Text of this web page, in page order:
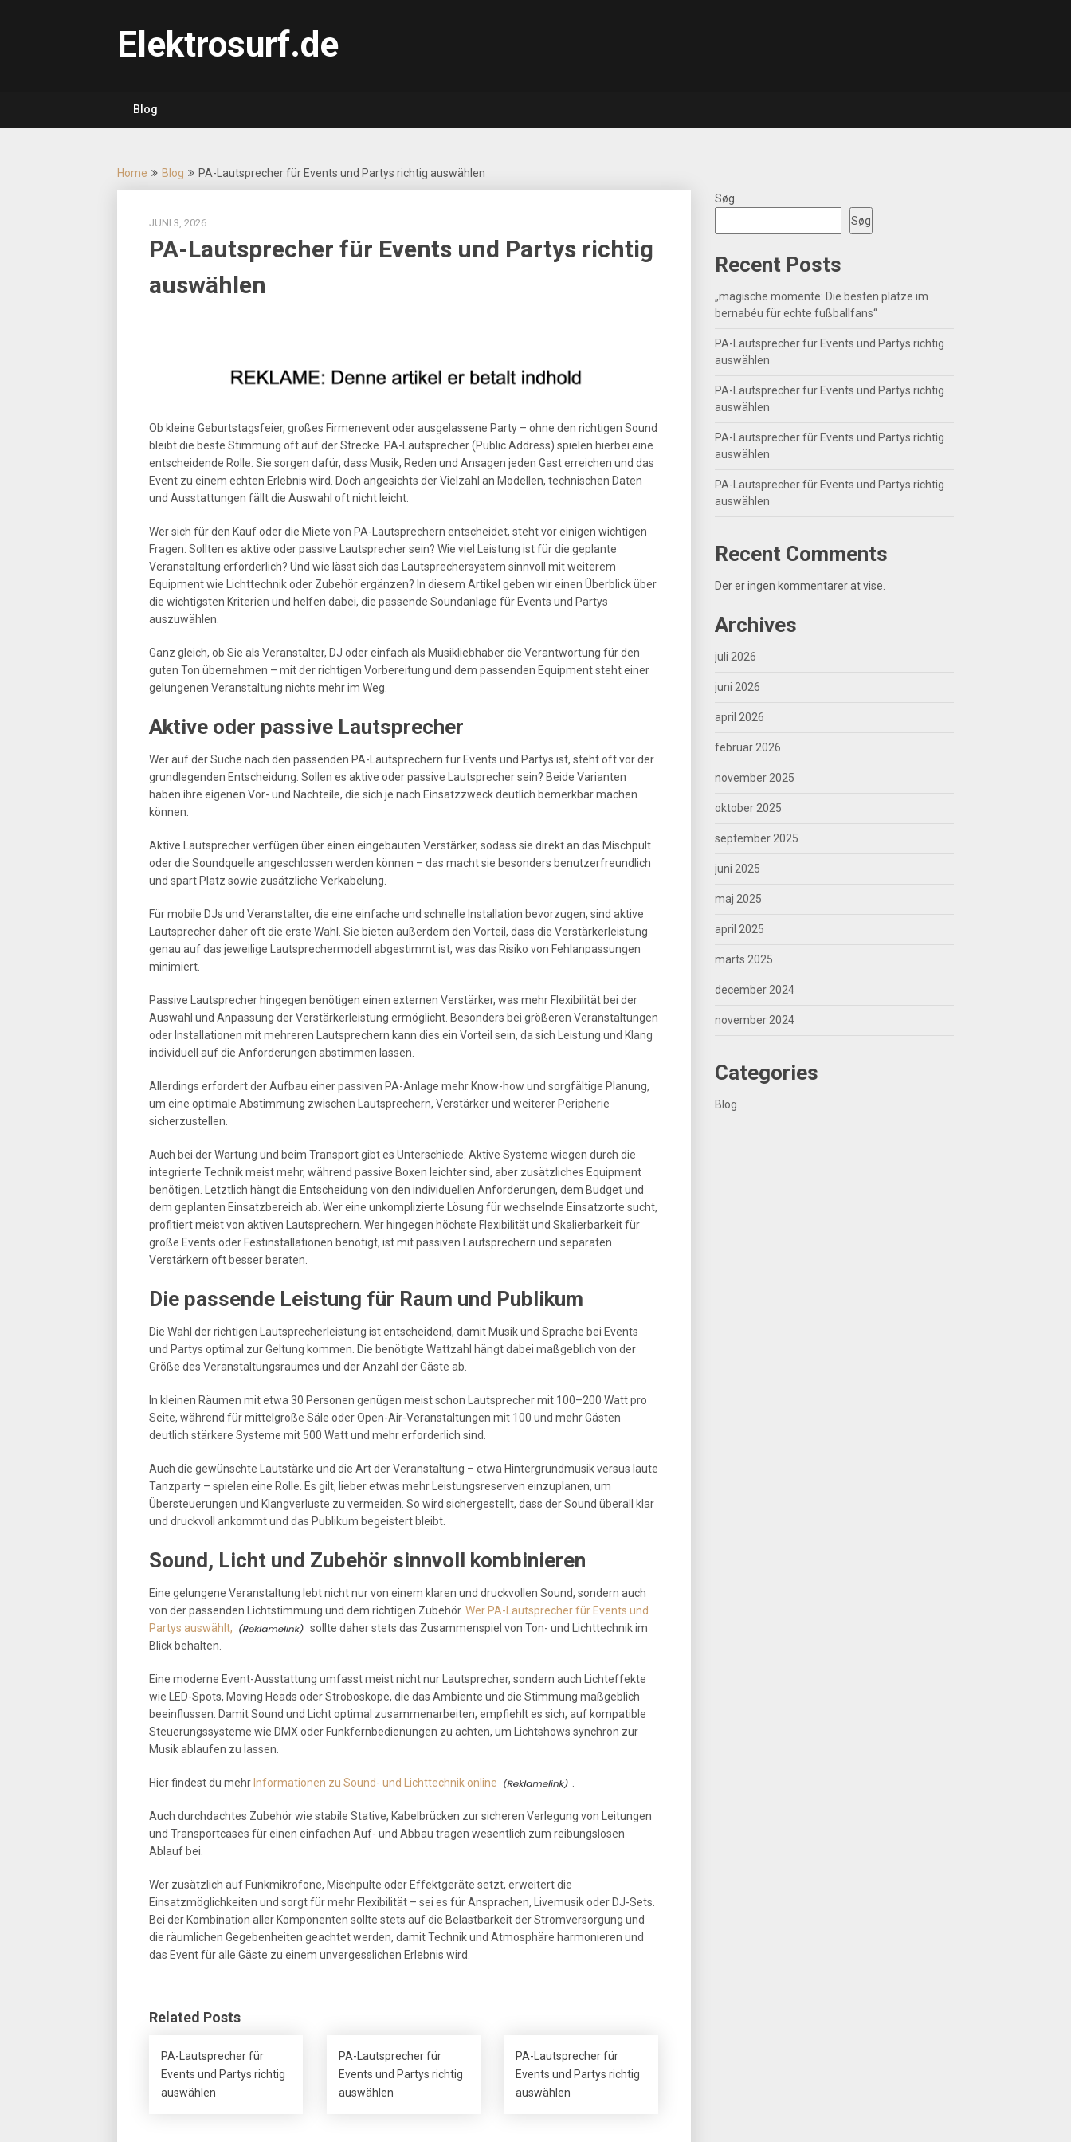
Elektrosurf.de
Blog
Home Blog PA-Lautsprecher für Events und Partys richtig auswählen
JUNI 3, 2026
PA-Lautsprecher für Events und Partys richtig
auswählen
Ob kleine Geburtstagsfeier, großes Firmenevent oder ausgelassene Party – ohne den richtigen Sound
bleibt die beste Stimmung oft auf der Strecke. PA-Lautsprecher (Public Address) spielen hierbei eine
entscheidende Rolle: Sie sorgen dafür, dass Musik, Reden und Ansagen jeden Gast erreichen und das
Event zu einem echten Erlebnis wird. Doch angesichts der Vielzahl an Modellen, technischen Daten
und Ausstattungen fällt die Auswahl oft nicht leicht.
Wer sich für den Kauf oder die Miete von PA-Lautsprechern entscheidet, steht vor einigen wichtigen
Fragen: Sollten es aktive oder passive Lautsprecher sein? Wie viel Leistung ist für die geplante
Veranstaltung erforderlich? Und wie lässt sich das Lautsprechersystem sinnvoll mit weiterem
Equipment wie Lichttechnik oder Zubehör ergänzen? In diesem Artikel geben wir einen Überblick über
die wichtigsten Kriterien und helfen dabei, die passende Soundanlage für Events und Partys
auszuwählen.
Ganz gleich, ob Sie als Veranstalter, DJ oder einfach als Musikliebhaber die Verantwortung für den
guten Ton übernehmen – mit der richtigen Vorbereitung und dem passenden Equipment steht einer
gelungenen Veranstaltung nichts mehr im Weg.
Aktive oder passive Lautsprecher
Wer auf der Suche nach den passenden PA-Lautsprechern für Events und Partys ist, steht oft vor der
grundlegenden Entscheidung: Sollen es aktive oder passive Lautsprecher sein? Beide Varianten
haben ihre eigenen Vor- und Nachteile, die sich je nach Einsatzzweck deutlich bemerkbar machen
können.
Aktive Lautsprecher verfügen über einen eingebauten Verstärker, sodass sie direkt an das Mischpult
oder die Soundquelle angeschlossen werden können – das macht sie besonders benutzerfreundlich
und spart Platz sowie zusätzliche Verkabelung.
Für mobile DJs und Veranstalter, die eine einfache und schnelle Installation bevorzugen, sind aktive
Lautsprecher daher oft die erste Wahl. Sie bieten außerdem den Vorteil, dass die Verstärkerleistung
genau auf das jeweilige Lautsprechermodell abgestimmt ist, was das Risiko von Fehlanpassungen
minimiert.
Passive Lautsprecher hingegen benötigen einen externen Verstärker, was mehr Flexibilität bei der
Auswahl und Anpassung der Verstärkerleistung ermöglicht. Besonders bei größeren Veranstaltungen
oder Installationen mit mehreren Lautsprechern kann dies ein Vorteil sein, da sich Leistung und Klang
individuell auf die Anforderungen abstimmen lassen.
Allerdings erfordert der Aufbau einer passiven PA-Anlage mehr Know-how und sorgfältige Planung,
um eine optimale Abstimmung zwischen Lautsprechern, Verstärker und weiterer Peripherie
sicherzustellen.
Auch bei der Wartung und beim Transport gibt es Unterschiede: Aktive Systeme wiegen durch die
integrierte Technik meist mehr, während passive Boxen leichter sind, aber zusätzliches Equipment
benötigen. Letztlich hängt die Entscheidung von den individuellen Anforderungen, dem Budget und
dem geplanten Einsatzbereich ab. Wer eine unkomplizierte Lösung für wechselnde Einsatzorte sucht,
profitiert meist von aktiven Lautsprechern. Wer hingegen höchste Flexibilität und Skalierbarkeit für
große Events oder Festinstallationen benötigt, ist mit passiven Lautsprechern und separaten
Verstärkern oft besser beraten.
Die passende Leistung für Raum und Publikum
Die Wahl der richtigen Lautsprecherleistung ist entscheidend, damit Musik und Sprache bei Events
und Partys optimal zur Geltung kommen. Die benötigte Wattzahl hängt dabei maßgeblich von der
Größe des Veranstaltungsraumes und der Anzahl der Gäste ab.
In kleinen Räumen mit etwa 30 Personen genügen meist schon Lautsprecher mit 100–200 Watt pro
Seite, während für mittelgroße Säle oder Open-Air-Veranstaltungen mit 100 und mehr Gästen
deutlich stärkere Systeme mit 500 Watt und mehr erforderlich sind.
Auch die gewünschte Lautstärke und die Art der Veranstaltung – etwa Hintergrundmusik versus laute
Tanzparty – spielen eine Rolle. Es gilt, lieber etwas mehr Leistungsreserven einzuplanen, um
Übersteuerungen und Klangverluste zu vermeiden. So wird sichergestellt, dass der Sound überall klar
und druckvoll ankommt und das Publikum begeistert bleibt.
Sound, Licht und Zubehör sinnvoll kombinieren
Eine gelungene Veranstaltung lebt nicht nur von einem klaren und druckvollen Sound, sondern auch
von der passenden Lichtstimmung und dem richtigen Zubehör. Wer PA-Lautsprecher für Events und
Partys auswählt,
sollte daher stets das Zusammenspiel von Ton- und Lichttechnik im
Blick behalten.
Eine moderne Event-Ausstattung umfasst meist nicht nur Lautsprecher, sondern auch Lichteffekte
wie LED-Spots, Moving Heads oder Stroboskope, die das Ambiente und die Stimmung maßgeblich
beeinflussen. Damit Sound und Licht optimal zusammenarbeiten, empfiehlt es sich, auf kompatible
Steuerungssysteme wie DMX oder Funkfernbedienungen zu achten, um Lichtshows synchron zur
Musik ablaufen zu lassen.
Hier findest du mehr Informationen zu Sound- und Lichttechnik online
Auch durchdachtes Zubehör wie stabile Stative, Kabelbrücken zur sicheren Verlegung von Leitungen
und Transportcases für einen einfachen Auf- und Abbau tragen wesentlich zum reibungslosen
Ablauf bei.
Wer zusätzlich auf Funkmikrofone, Mischpulte oder Effektgeräte setzt, erweitert die
Einsatzmöglichkeiten und sorgt für mehr Flexibilität – sei es für Ansprachen, Livemusik oder DJ-Sets.
Bei der Kombination aller Komponenten sollte stets auf die Belastbarkeit der Stromversorgung und
die räumlichen Gegebenheiten geachtet werden, damit Technik und Atmosphäre harmonieren und
das Event für alle Gäste zu einem unvergesslichen Erlebnis wird.
Related Posts
PA-Lautsprecher für
Events und Partys richtig
auswählen
PA-Lautsprecher für
Events und Partys richtig
auswählen
PA-Lautsprecher für
Events und Partys richtig
auswählen
Søg
Søg
Recent Posts
„magische momente: Die besten plätze im
bernabéu für echte fußballfans“
PA-Lautsprecher für Events und Partys richtig
auswählen
PA-Lautsprecher für Events und Partys richtig
auswählen
PA-Lautsprecher für Events und Partys richtig
auswählen
PA-Lautsprecher für Events und Partys richtig
auswählen
Recent Comments
Der er ingen kommentarer at vise.
Archives
juli 2026
juni 2026
april 2026
februar 2026
november 2025
oktober 2025
september 2025
juni 2025
maj 2025
april 2025
marts 2025
december 2024
november 2024
Categories
Blog